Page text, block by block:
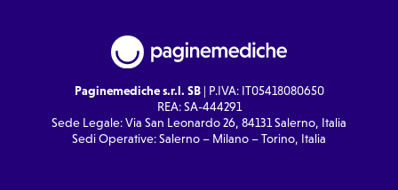
Paginemediche s.r.l. SB| P.IVA: IT05418080650
REA: SA-444291
Sede Legale: Via San Leonardo 26, 84131 Salerno, Italia
Sedi Operative: Salerno – Milano – Torino, Italia